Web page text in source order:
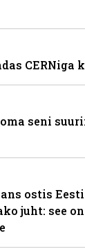
CERNiga
seni
ostis
juht: see